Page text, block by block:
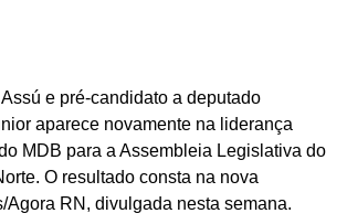
em obras, melhoria dos
investimentos em infraestrutura e
resultados concretos para os
Gonçalo do Amarante.
e pré-candidato a deputado
aparece novamente na liderança
MDB para a Assembleia Legislativa do
O resultado consta na nova
Agora RN, divulgada nesta semana.